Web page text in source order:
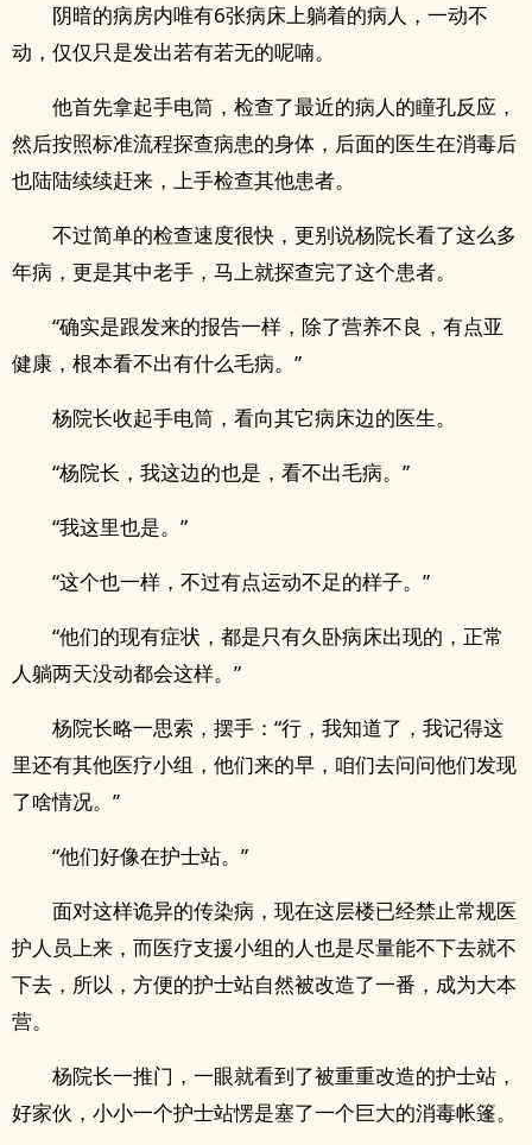
阴暗的病房内唯有6张病床上躺着的病人，一动不
动，仅仅只是发出若有若无的呢喃。
他首先拿起手电筒，检查了最近的病人的瞳孔反应，
然后按照标准流程探查病患的身体，后面的医生在消毒后
也陆陆续续赶来，上手检查其他患者。
不过简单的检查速度很快，更别说杨院长看了这么多
年病，更是其中老手，马上就探查完了这个患者。
“确实是跟发来的报告一样，除了营养不良，有点亚
健康，根本看不出有什么毛病。”
杨院长收起手电筒，看向其它病床边的医生。
“杨院长，我这边的也是，看不出毛病。”
“我这里也是。”
“这个也一样，不过有点运动不足的样子。”
“他们的现有症状，都是只有久卧病床出现的，正常
人躺两天没动都会这样。”
杨院长略一思索，摆手：“行，我知道了，我记得这
里还有其他医疗小组，他们来的早，咱们去问问他们发现
了啥情况。”
“他们好像在护士站。”
面对这样诡异的传染病，现在这层楼已经禁止常规医
护人员上来，而医疗支援小组的人也是尽量能不下去就不
下去，所以，方便的护士站自然被改造了一番，成为大本
营。
杨院长一推门，一眼就看到了被重重改造的护士站，
好家伙，小小一个护士站愣是塞了一个巨大的消毒帐篷。